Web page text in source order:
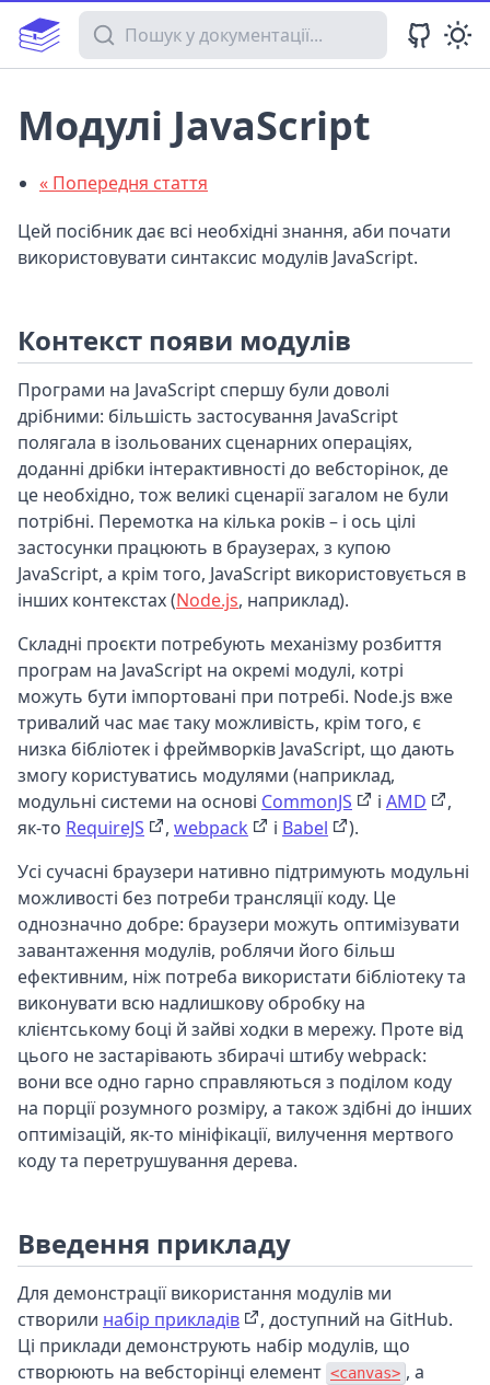
Пошук у документації
Модулі JavaScript
« Попередня стаття
Цей посібник дає всі необхідні знання, аби почати
використовувати синтаксис модулів JavaScript.
Контекст появи модулів
Програми на JavaScript спершу були доволі
дрібними: більшість застосування JavaScript
полягала в ізольованих сценарних операціях,
доданні дрібки інтерактивності до вебсторінок, де
це необхідно, тож великі сценарії загалом не були
потрібні. Перемотка на кілька років – і ось цілі
застосунки працюють в браузерах, з купою
JavaScript, а крім того, JavaScript використовується в
інших контекстах (Node.js, наприклад).
Складні проєкти потребують механізму розбиття
програм на JavaScript на окремі модулі, котрі
можуть бути імпортовані при потребі. Node.js вже
тривалий час має таку можливість, крім того, є
низка бібліотек і фреймворків JavaScript, що дають
змогу користуватись модулями (наприклад,
модульні системи на основі CommonJS і AMD
,
як-то RequireJS , webpack і Babel
).
Усі сучасні браузери нативно підтримують модульні
можливості без потреби трансляції коду. Це
однозначно добре: браузери можуть оптимізувати
завантаження модулів, роблячи його більш
ефективним, ніж потреба використати бібліотеку та
виконувати всю надлишкову обробку на
клієнтському боці й зайві ходки в мережу. Проте від
цього не застарівають збирачі штибу webpack:
вони все одно гарно справляються з поділом коду
на порції розумного розміру, а також здібні до інших
оптимізацій, як-то мініфікації, вилучення мертвого
коду та перетрушування дерева.
Введення прикладу
Для демонстрації використання модулів ми
створили набір прикладів
, доступний на GitHub.
Ці приклади демонструють набір модулів, що
створюють на вебсторінці елемент <canvas> , а